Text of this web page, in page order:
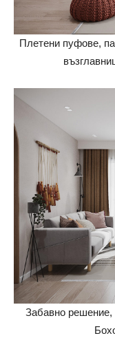
Плетени пуфове,
Забавно решение,